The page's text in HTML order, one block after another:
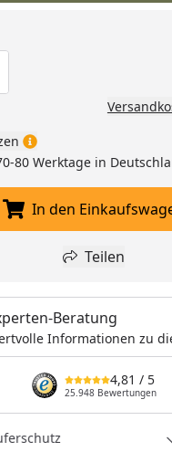
verringern
manuell eingeben
um eins
80 Werktage in
In den
In den
Wunschliste hinzufügen
Teilen
Teilen
Beratung
Informationen zu
4,81 / 5
25.948 Bewertungen